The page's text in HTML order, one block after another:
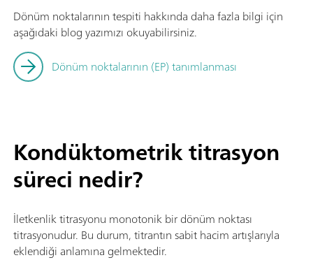
Dönüm noktalarının tespiti hakkında daha fazla bilgi için
aşağıdaki blog yazımızı okuyabilirsiniz.
Dönüm noktalarının (EP) tanımlanması
Kondüktometrik titrasyon
süreci nedir?
İletkenlik titrasyonu monotonik bir dönüm noktası
titrasyonudur. Bu durum, titrantın sabit hacim artışlarıyla
eklendiği anlamına gelmektedir.